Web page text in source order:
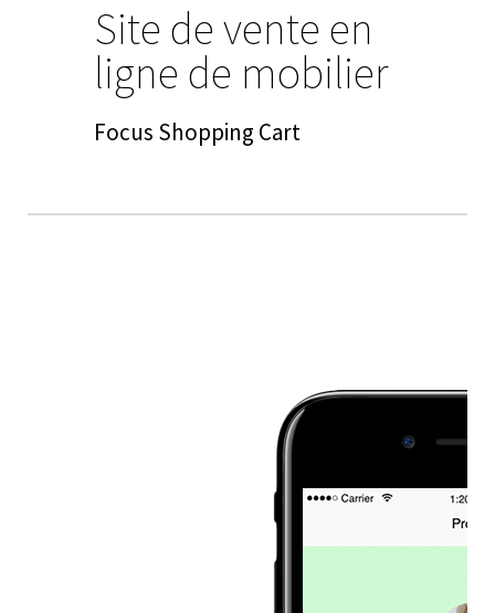
Site de vente en
ligne de mobilier
Focus Shopping Cart